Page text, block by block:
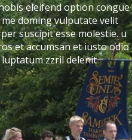
eleifend option congue
doming vulputate velit
suscipit esse molestie. u
et accumsan et iusto odio
zzril delenit